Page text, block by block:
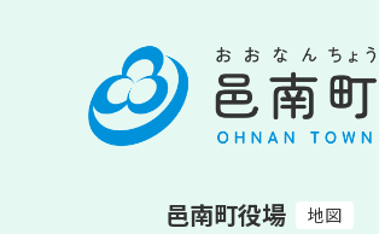
邑南町役場 地図